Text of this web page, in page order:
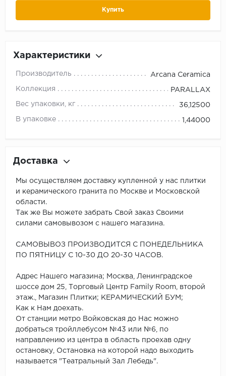
Купить
Характеристики
Производитель Arcana Ceramica
Коллекция PARALLAX
Вес упаковки, кг 36,12500
В упаковке 1,44000
Доставка
Мы осуществляем доставку купленной у нас плитки
и керамического гранита по Москве и Московской
области.
Так же Вы можете забрать Свой заказ Своими
силами самовывозом с нашего магазина.
САМОВЫВОЗ ПРОИЗВОДИТСЯ С ПОНЕДЕЛЬНИКА
ПО ПЯТНИЦУ С 10-30 ДО 20-30 ЧАСОВ.
Адрес Нашего магазина; Москва, Ленинградское
шоссе дом 25, Торговый Центр Family Room, второй
этаж., Магазин Плитки; КЕРАМИЧЕСКИЙ БУМ;
Как к Нам доехать.
От станции метро Войковская до Нас можно
добраться тройллебусом №43 или №6, по
направлению из центра в область проехав одну
остановку, Остановка на которой надо выходить
называется "Театральный Зал Лебедь".